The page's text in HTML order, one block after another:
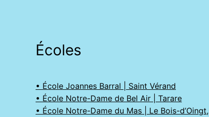
Écoles
• École Joannes Barral | Saint Vérand
• École Notre-Dame de Bel Air | Tarare
• École Notre-Dame du Mas | Le Bois-d’Oingt,